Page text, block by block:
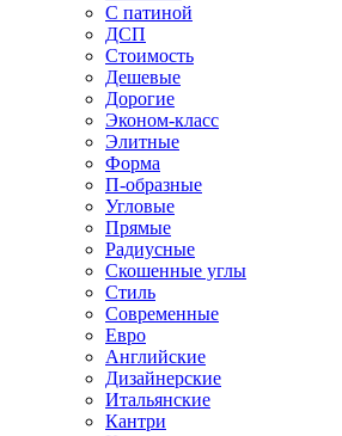
С патиной
ДСП
Стоимость
Дешевые
Дорогие
Эконом-класс
Элитные
Форма
П-образные
Угловые
Прямые
Радиусные
Скошенные углы
Стиль
Современные
Евро
Английские
Дизайнерские
Итальянские
Кантри